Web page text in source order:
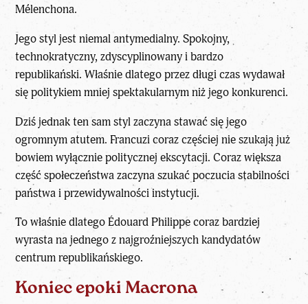
Mélenchona.
Jego styl jest niemal antymedialny. Spokojny,
technokratyczny, zdyscyplinowany i bardzo
republikański. Właśnie dlatego przez długi czas wydawał
się politykiem mniej spektakularnym niż jego konkurenci.
Dziś jednak ten sam styl zaczyna stawać się jego
ogromnym atutem. Francuzi coraz częściej nie szukają już
bowiem wyłącznie politycznej ekscytacji. Coraz większa
część społeczeństwa zaczyna szukać poczucia stabilności
państwa i przewidywalności instytucji.
To właśnie dlategoÉdouard Philippe coraz bardziej
wyrasta na jednego z najgroźniejszych kandydatów
centrum republikańskiego.
Koniec epoki Macrona